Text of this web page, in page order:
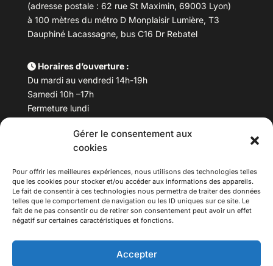
Gérer le consentement aux
cookies
Pour offrir les meilleures expériences, nous utilisons des technologies telles
que les cookies pour stocker et/ou accéder aux informations des appareils.
Le fait de consentir à ces technologies nous permettra de traiter des données
telles que le comportement de navigation ou les ID uniques sur ce site. Le
fait de ne pas consentir ou de retirer son consentement peut avoir un effet
négatif sur certaines caractéristiques et fonctions.
Accepter
(adresse postale : 62 rue St Maximin, 69003 Lyon)
à 100 mètres du métro D Monplaisir Lumière, T3
Dauphiné Lacassagne, bus C16 Dr Rebatel
Horaires d’ouverture :
Du mardi au vendredi 14h-19h
Samedi 10h –17h
Fermeture lundi
Téléphone : 04 78 53 06 40
maisondesculturesasiatiques@asiexpo.com